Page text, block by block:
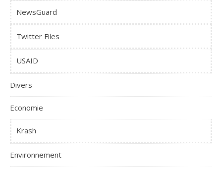
NewsGuard
Twitter Files
USAID
Divers
Economie
Krash
Environnement